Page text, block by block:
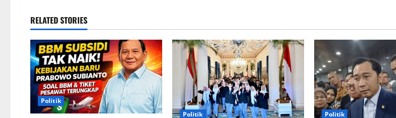
RELATED STORIES
Politik
Politik
Politik